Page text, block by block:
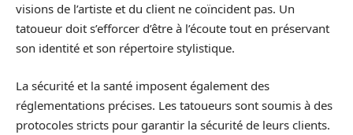
visions de l’artiste et du client ne coïncident pas. Un
tatoueur doit s’efforcer d’être à l’écoute tout en préservant
son identité et son répertoire stylistique.
La sécurité et la santé imposent également des
réglementations précises. Les tatoueurs sont soumis à des
protocoles stricts pour garantir la sécurité de leurs clients.